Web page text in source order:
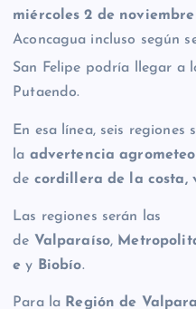
miércoles 2 de noviembre
Aconcagua incluso según
San Felipe podría llegar a
Putaendo.
En esa línea, seis
la advertencia
de cordillera de la costa,
Las regiones serán las
de Valparaíso,
ey Biobío.
Para la Región de